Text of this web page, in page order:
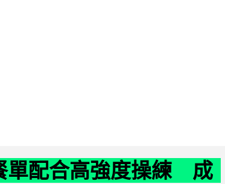
單配合高強度操練 成